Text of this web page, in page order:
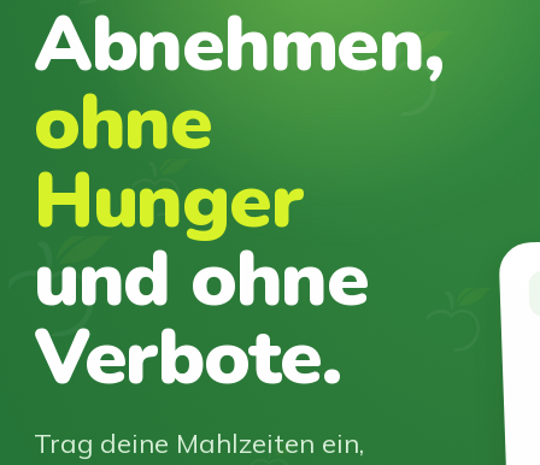
Abnehmen,
ohne
Hunger
und ohne
Verbote.
Trag deine Mahlzeiten ein,